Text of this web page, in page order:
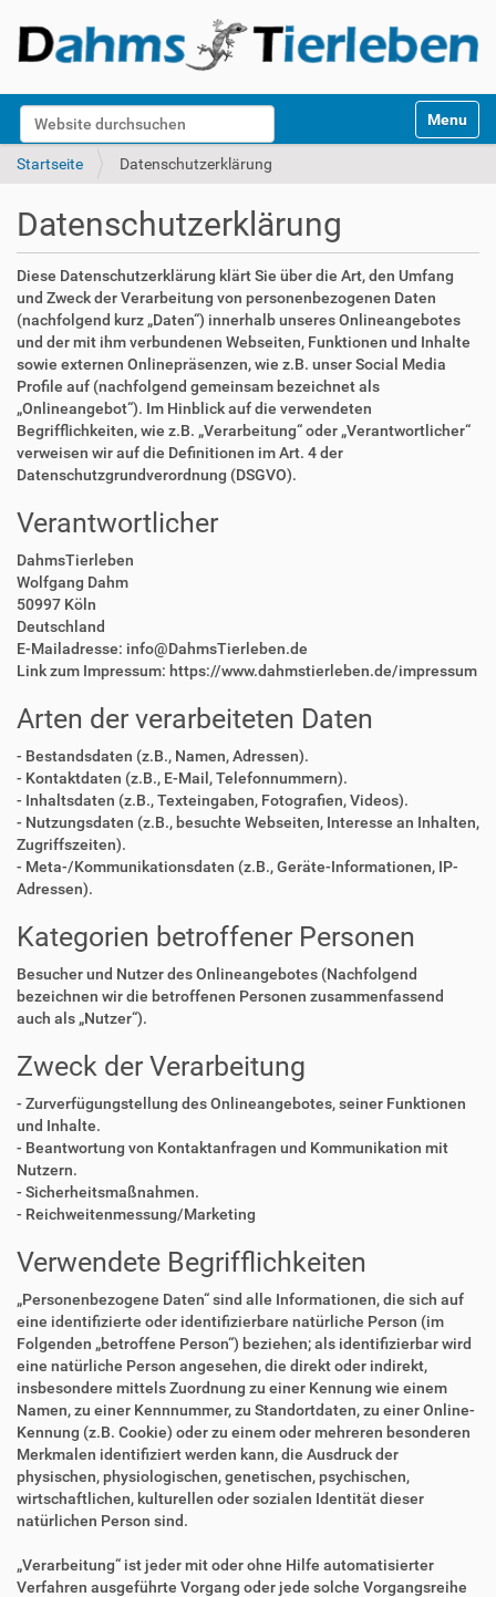
Website durchsuchen
k
Toggle
Startseite Datenschutzerklärung
Datenschutzerklärung
Diese Datenschutzerklärung klärt Sie über die Art, den Umfang
und Zweck der Verarbeitung von personenbezogenen Daten
(nachfolgend kurz „Daten“) innerhalb unseres Onlineangebotes
und der mit ihm verbundenen Webseiten, Funktionen und Inhalte
sowie externen Onlinepräsenzen, wie z.B. unser Social Media
Profile auf (nachfolgend gemeinsam bezeichnet als
„Onlineangebot“). Im Hinblick auf die verwendeten
Begrifflichkeiten, wie z.B. „Verarbeitung“ oder „Verantwortlicher“
verweisen wir auf die Definitionen im Art. 4 der
Datenschutzgrundverordnung (DSGVO).
Verantwortlicher
DahmsTierleben
Wolfgang Dahm
50997 Köln
Deutschland
E-Mailadresse: info@DahmsTierleben.de
Link zum Impressum: https://www.dahmstierleben.de/impressum
Arten der verarbeiteten Daten
- Bestandsdaten (z.B., Namen, Adressen).
- Kontaktdaten (z.B., E-Mail, Telefonnummern).
- Inhaltsdaten (z.B., Texteingaben, Fotografien, Videos).
- Nutzungsdaten (z.B., besuchte Webseiten, Interesse an Inhalten,
Zugriffszeiten).
- Meta-/Kommunikationsdaten (z.B., Geräte-Informationen, IP-
Adressen).
Kategorien betroffener Personen
Besucher und Nutzer des Onlineangebotes (Nachfolgend
bezeichnen wir die betroffenen Personen zusammenfassend
auch als „Nutzer“).
Zweck der Verarbeitung
- Zurverfügungstellung des Onlineangebotes, seiner Funktionen
und Inhalte.
- Beantwortung von Kontaktanfragen und Kommunikation mit
Nutzern.
- Sicherheitsmaßnahmen.
- Reichweitenmessung/Marketing
Verwendete Begrifflichkeiten
„Personenbezogene Daten“ sind alle Informationen, die sich auf
eine identifizierte oder identifizierbare natürliche Person (im
Folgenden „betroffene Person“) beziehen; als identifizierbar wird
eine natürliche Person angesehen, die direkt oder indirekt,
insbesondere mittels Zuordnung zu einer Kennung wie einem
Namen, zu einer Kennnummer, zu Standortdaten, zu einer Online-
Kennung (z.B. Cookie) oder zu einem oder mehreren besonderen
Merkmalen identifiziert werden kann, die Ausdruck der
physischen, physiologischen, genetischen, psychischen,
wirtschaftlichen, kulturellen oder sozialen Identität dieser
natürlichen Person sind.
„Verarbeitung“ ist jeder mit oder ohne Hilfe automatisierter
Verfahren ausgeführte Vorgang oder jede solche Vorgangsreihe